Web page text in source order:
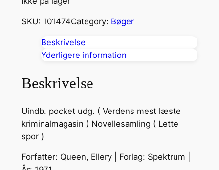
SKU: 101474Category: Bøger
Beskrivelse
Yderligere information
Beskrivelse
Uindb. pocket udg. ( Verdens mest læste
kriminalmagasin ) Novellesamling ( Lette
spor )
Forfatter: Queen, Ellery | Forlag: Spektrum |